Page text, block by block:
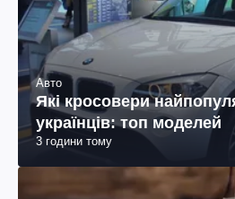
Авто
Які кросовери
українців: топ моделей
3 години тому